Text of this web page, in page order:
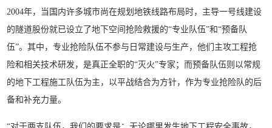
2004年，当国内许多城市尚在规划地铁线路布局时，主导一号线建设
的隧道股份就已设立了地下空间抢险救援的“专业队伍”和“预备队
伍”。其中，专业抢险队伍不参与日常建设与生产，他们主攻工程抢
险和相关技术研发，是真正全职的“灭火”专家；而预备队伍则以常规
的地下工程施工队伍为主，以平战结合为方针，作为专业抢险队的后
备和补充力量。